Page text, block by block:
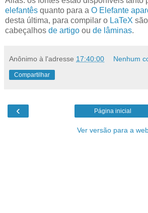
elefantês quanto para a O Elefante
desta última, para compilar o LaTeX
cabeçalhos de artigo ou de lâminas.
Anônimo à l'adresse 17:40:00 Nenhum
Compartilhar
‹ Página inicial
Ver versão para a